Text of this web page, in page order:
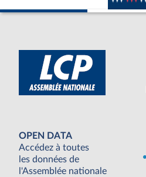
OPEN DATA
Accédez à toutes
les données de
l'Assemblée nationale